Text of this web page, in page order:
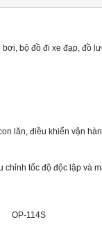
bộ đồ đi xe đạp, đồ
lăn, điều khiển vận
tốc độ độc lập và